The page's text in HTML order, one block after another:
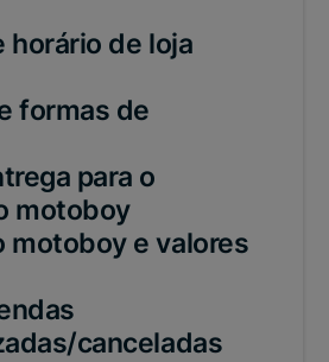
horário de loja
formas de
para o
motoboy
motoboy e valores
canceladas